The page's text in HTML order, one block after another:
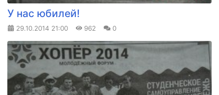
У нас юбилей!
29.10.2014 21:00 962 0